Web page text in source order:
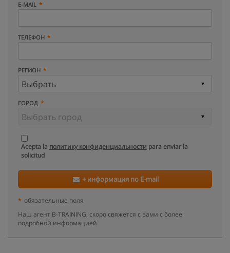
E-MAIL
ТЕЛЕФОН
РЕГИОН
ГОРОД
Acepta la политику конфиденциальности para enviar la
solicitud
+ информация по E-mail
* обязательные поля
Наш агент B-TRAINING, скоро свяжется с вами с более
подробной информацией